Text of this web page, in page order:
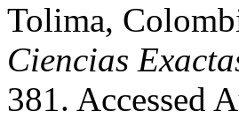
Tolima,
Ciencias
381. Accessed